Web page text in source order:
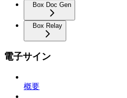
Box Doc Gen
Box Relay
電子サイン
概要